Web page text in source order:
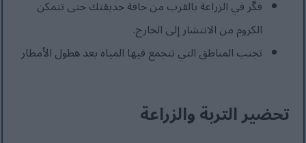
فكّر في الزراعة بالقرب من حافة حديقتك حتى تتمكن
الكروم من الانتشار إلى الخارج.
تجنب المناطق التي تتجمع فيها المياه بعد هطول الأمطار
تحضير التربة والزراعة